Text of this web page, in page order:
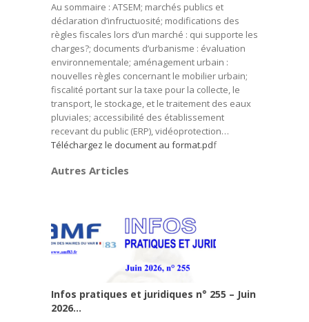
Au sommaire : ATSEM; marchés publics et
déclaration d’infructuosité; modifications des
règles fiscales lors d’un marché : qui supporte les
charges?; documents d’urbanisme : évaluation
environnementale; aménagement urbain :
nouvelles règles concernant le mobilier urbain;
fiscalité portant sur la taxe pour la collecte, le
transport, le stockage, et le traitement des eaux
pluviales; accessibilité des établissement
recevant du public (ERP), vidéoprotection…
Téléchargez le document au format.pdf
Autres Articles
Infos pratiques et juridiques n° 255 – Juin
2026...